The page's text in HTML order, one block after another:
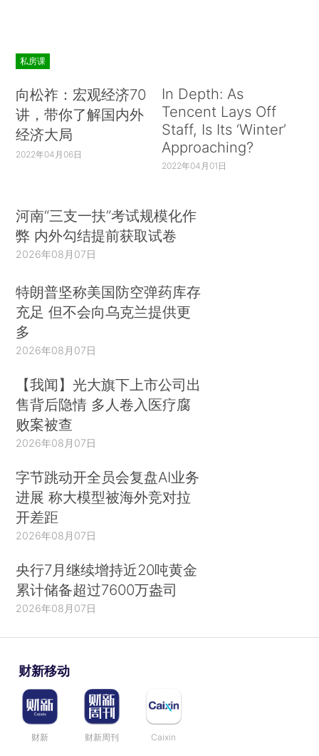
私房课
向松祚：宏观经济70
讲，带你了解国内外
经济大局
2022年04月06日
In Depth: As
Tencent Lays Off
Staff, Is Its ‘Winter’
Approaching?
2022年04月01日
河南“三支一扶”考试规模化作
弊 内外勾结提前获取试卷
2026年08月07日
特朗普坚称美国防空弹药库存
充足 但不会向乌克兰提供更
多
2026年08月07日
【我闻】光大旗下上市公司出
售背后隐情 多人卷入医疗腐
败案被查
2026年08月07日
字节跳动开全员会复盘AI业务
进展 称大模型被海外竞对拉
开差距
2026年08月07日
央行7月继续增持近20吨黄金
累计储备超过7600万盎司
2026年08月07日
财新移动
财新 财新周刊 Caixin